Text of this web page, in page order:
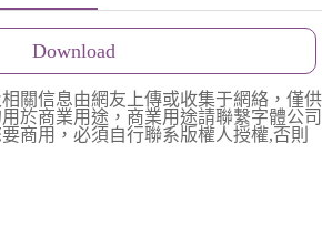
Download
關信息由網友上傳或收集于網絡，僅供
於商業用途，商業用途請聯繫字體公司
商用，必須自行聯系版權人授權,否則